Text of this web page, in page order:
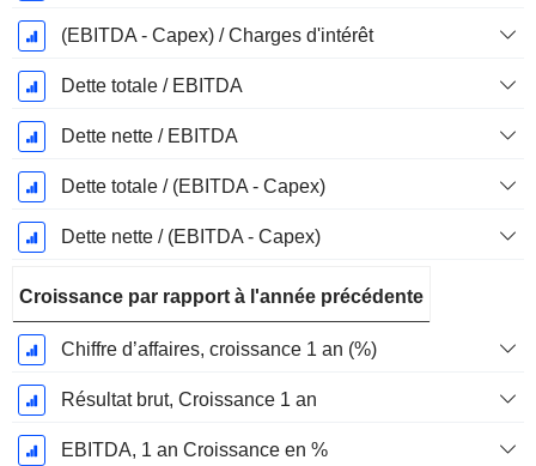
(EBITDA - Capex) / Charges d'intérêt
Dette totale / EBITDA
Dette nette / EBITDA
Dette totale / (EBITDA - Capex)
Dette nette / (EBITDA - Capex)
Croissance par rapport à l'année précédente
Chiffre d’affaires, croissance 1 an (%)
Résultat brut, Croissance 1 an
EBITDA, 1 an Croissance en %